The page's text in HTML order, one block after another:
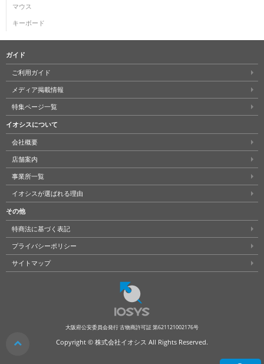
マウス
キーボード
ガイド
ご利用ガイド
メディア掲載情報
特集ページ一覧
イオシスについて
会社概要
店舗案内
事業所一覧
イオシスが選ばれる理由
その他
特商法に基づく表記
プライバシーポリシー
サイトマップ
大阪府公安委員会発行 古物商許可証 第621121002176号
Copyright © 株式会社イオシス All Rights Reserved. クリア